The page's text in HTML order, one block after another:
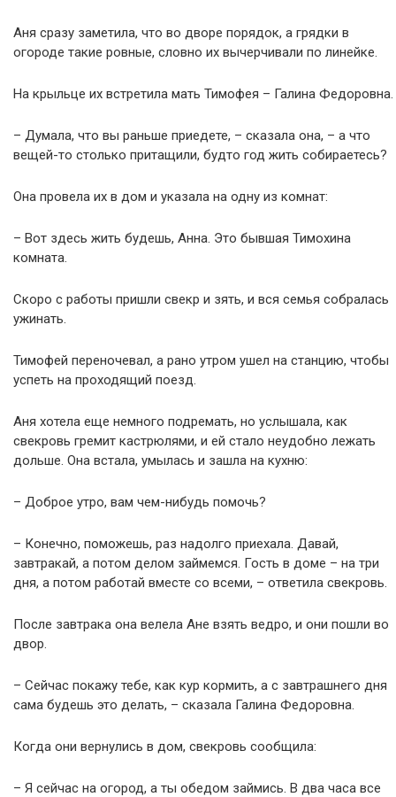
Аня сразу заметила, что во дворе порядок, а грядки в
огороде такие ровные, словно их вычерчивали по линейке.
На крыльце их встретила мать Тимофея – Галина Федоровна.
– Думала, что вы раньше приедете, – сказала она, – а что
вещей-то столько притащили, будто год жить собираетесь?
Она провела их в дом и указала на одну из комнат:
– Вот здесь жить будешь, Анна. Это бывшая Тимохина
комната.
Скоро с работы пришли свекр и зять, и вся семья собралась
ужинать.
Тимофей переночевал, а рано утром ушел на станцию, чтобы
успеть на проходящий поезд.
Аня хотела еще немного подремать, но услышала, как
свекровь гремит кастрюлями, и ей стало неудобно лежать
дольше. Она встала, умылась и зашла на кухню:
– Доброе утро, вам чем-нибудь помочь?
– Конечно, поможешь, раз надолго приехала. Давай,
завтракай, а потом делом займемся. Гость в доме – на три
дня, а потом работай вместе со всеми, – ответила свекровь.
После завтрака она велела Ане взять ведро, и они пошли во
двор.
– Сейчас покажу тебе, как кур кормить, а с завтрашнего дня
сама будешь это делать, – сказала Галина Федоровна.
Когда они вернулись в дом, свекровь сообщила:
– Я сейчас на огород, а ты обедом займись. В два часа все